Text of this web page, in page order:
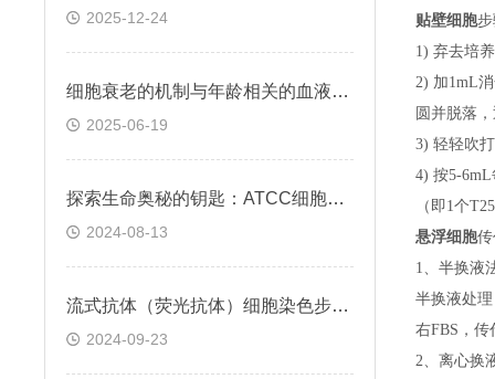
2025-12-24
细胞衰老的机制与年龄相关的血液凝固有关
2025-06-19
探索生命奥秘的钥匙：ATCC细胞株的科学之旅
2024-08-13
流式抗体（荧光抗体）细胞染色步骤与注意事项
2024-09-23
贴壁细胞
1) 弃去培
2) 加1mL
圆并脱落
3) 轻轻吹
4) 按5-
（即1个
悬浮细胞
1、半换液
半换液处
右FBS，
2、离心换